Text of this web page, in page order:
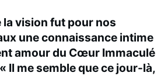
la vision fut pour nos
une connaissance intime
amour du Cœur Immaculé
Il me semble que ce jour-là,